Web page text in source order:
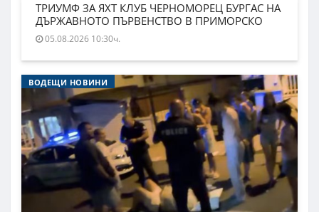
ТРИУМФ ЗА ЯХТ КЛУБ ЧЕРНОМОРЕЦ БУРГАС НА
ДЪРЖАВНОТО ПЪРВЕНСТВО В ПРИМОРСКО
05.08.2026 10:30ч.
ВОДЕЩИ НОВИНИ